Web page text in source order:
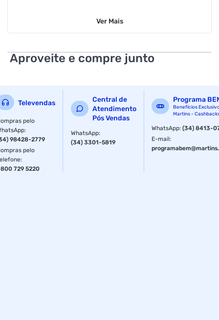
Ver Mais
Aproveite e compre junto
Televendas
pelo
:
98428-2779
pelo
:
729 5220
Central de
Atendimento
Pós Vendas
WhatsApp:
(34) 3301-5819
Programa
Benefícios
Martins -
WhatsApp:(34) 8413-
E-mail: